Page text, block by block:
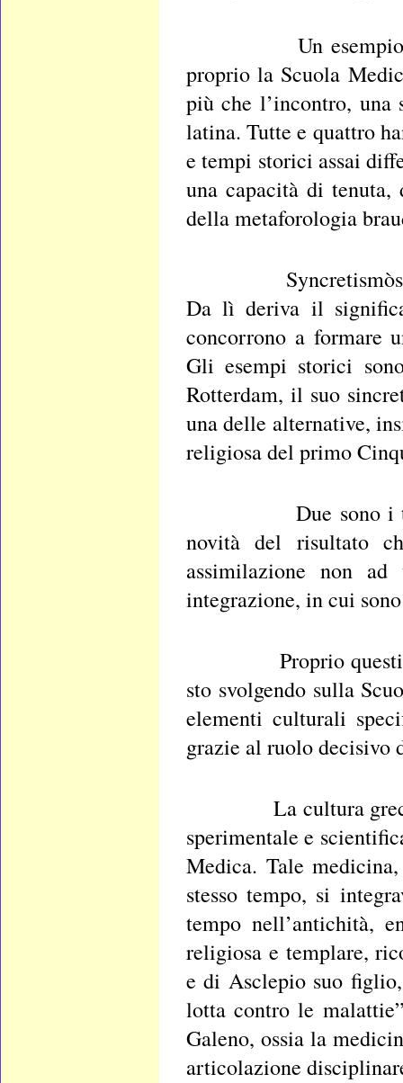
Un esempio
proprio la Scuola
più che l’incontro, una
latina. Tutte e quattro
e tempi storici assai
una capacità di tenuta,
della metaforologia
Syncretismòs, per
Da lì deriva il
concorrono a formare
Gli esempi storici
Rotterdam, il suo
una delle alternative,
religiosa del primo
Due sono i tratti
novità del risultato
assimilazione non
integrazione, in cui
Proprio questi
sto svolgendo sulla
elementi culturali
grazie al ruolo decisivo
La cultura greca,
sperimentale e
Medica. Tale
stesso tempo, si
tempo nell’antichità,
religiosa e templare,
e di Asclepio suo
lotta contro le
Galeno, ossia la
articolazione